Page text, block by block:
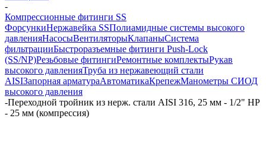
-
Компрессионные фитинги SS
ФорсункиНержавейка SSПолиамидные системы высокого
давленияНасосыВентиляторыКлапаныСистема
фильтрацииБыстроразъемные фитинги Push-Lock
(SS/NP)Резьбовые фитингиРемонтные комплектыРукав
высокого давленияТруба из нержавеющий стали
AISIЗапорная арматураАвтоматикаКрепежМанометры СИОД
высокого давления
-Переходной тройник из нерж. стали AISI 316, 25 мм - 1/2" НР
- 25 мм (компрессия)